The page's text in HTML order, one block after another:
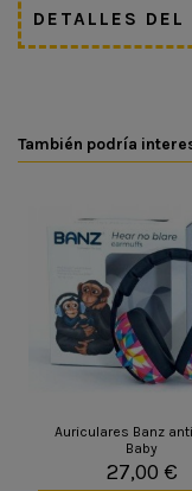
DETALLES DEL
También podría
Auriculares Banz
Baby
27,00 €